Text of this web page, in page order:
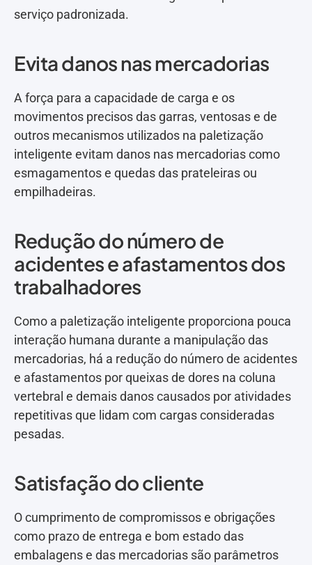
serviço padronizada.
Evita danos nas mercadorias
A força para a capacidade de carga e os
movimentos precisos das garras, ventosas e de
outros mecanismos utilizados na paletização
inteligente evitam danos nas mercadorias como
esmagamentos e quedas das prateleiras ou
empilhadeiras.
Redução do número de
acidentes e afastamentos dos
trabalhadores
Como a paletização inteligente proporciona pouca
interação humana durante a manipulação das
mercadorias, há a redução do número de acidentes
e afastamentos por queixas de dores na coluna
vertebral e demais danos causados por atividades
repetitivas que lidam com cargas consideradas
pesadas.
Satisfação do cliente
O cumprimento de compromissos e obrigações
como prazo de entrega e bom estado das
embalagens e das mercadorias são parâmetros